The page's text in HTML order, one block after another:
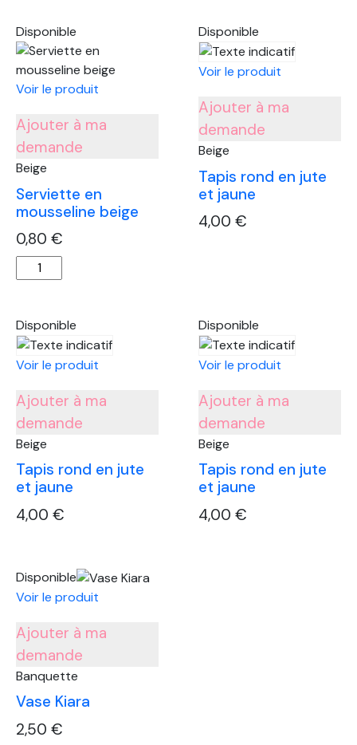
en
mousseline
beige
en
mousseline
beige
Disponible
Voir le produit
Ajouter à ma
demande
Beige
Serviette en
mousseline beige
0,80 €
quantité
de
en
mousseline
beige
Disponible
Voir le produit
Ajouter à ma
demande
Beige
Tapis rond en jute
et jaune
4,00 €
en
jute
et
Disponible
Voir le produit
Ajouter à ma
demande
Beige
Tapis rond en jute
et jaune
4,00 €
Tapis
rond
jute
et
jaune
Disponible
Voir le produit
Ajouter à ma
demande
Beige
Tapis rond en jute
et jaune
4,00 €
Disponible
Voir le produit
Ajouter à ma
demande
Banquette
Vase Kiara
2,50 €